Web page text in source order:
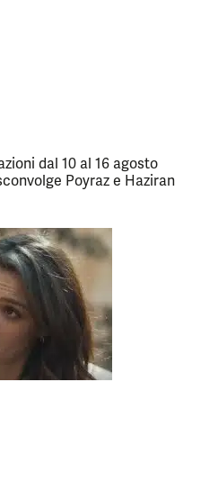
dal 10 al 16 agosto
Poyraz e Haziran